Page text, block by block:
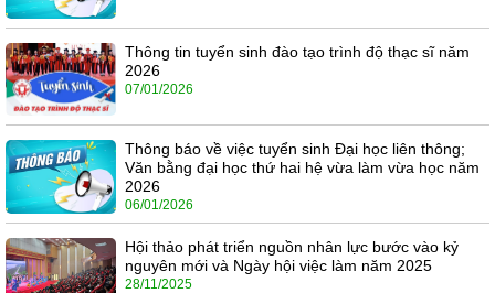
Thông tin tuyển sinh đào tạo trình độ thạc sĩ năm
2026
07/01/2026
Thông báo về việc tuyển sinh Đại học liên thông;
Văn bằng đại học thứ hai hệ vừa làm vừa học năm
2026
06/01/2026
Hội thảo phát triển nguồn nhân lực bước vào kỷ
nguyên mới và Ngày hội việc làm năm 2025
28/11/2025